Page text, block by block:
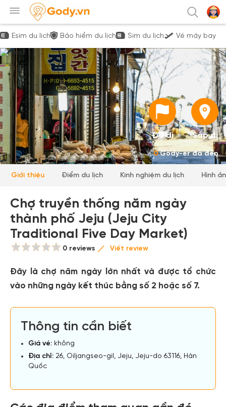
Esim du lịch Bảo hiểm du lịch Sim du lịch Vé máy bay
Đã đi Sắp đi
0Gody-er đã đến
Giới thiệu Điểm du lịch Kinh nghiệm du lịch Hình
Chợ truyền thống năm ngày
thành phố Jeju (Jeju City
Traditional Five Day Market)
0 reviews Viết review
Đây là chợ năm ngày lớn nhất và được tổ chức
vào những ngày kết thúc bằng số 2 hoặc số 7.
Thông tin cần biết
Giá vé: không
Địa chỉ: 26, Oiljangseo-gil, Jeju, Jeju-do 63116, Hàn
Quốc